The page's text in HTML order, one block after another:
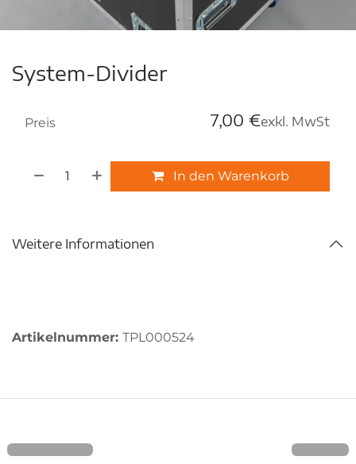
System-Divider
In den Warenkorb
Preis 7,00 €exkl. MwSt
Weitere Informationen
Artikelnummer: TPL000524